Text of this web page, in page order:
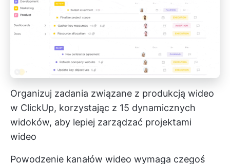
Organizuj zadania związane z produkcją wideo
w ClickUp, korzystając z 15 dynamicznych
widoków, aby lepiej zarządzać projektami
wideo
Powodzenie kanałów wideo wymaga czegoś